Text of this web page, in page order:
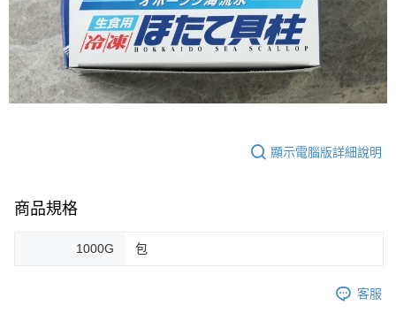
顯示電腦版詳細說明
商品規格
1000G 包
客服